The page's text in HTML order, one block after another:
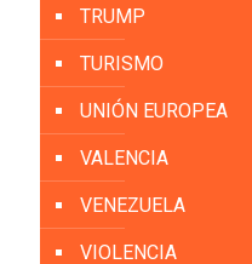
TRUMP
TURISMO
UNIÓN EUROPEA
VALENCIA
VENEZUELA
VIOLENCIA